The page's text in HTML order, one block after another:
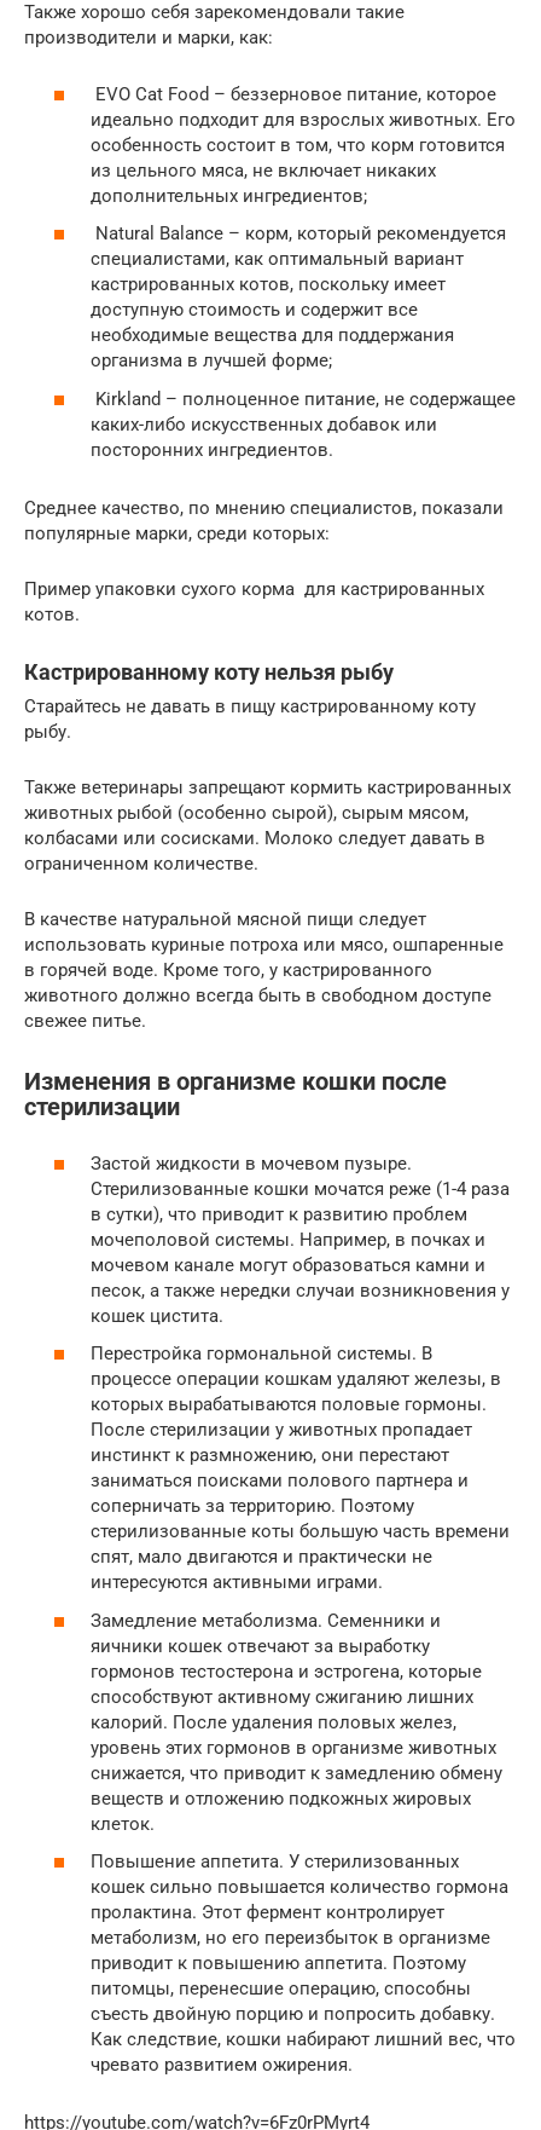
Также хорошо себя зарекомендовали такие
производители и марки, как:
EVO Cat Food – беззерновое питание, которое
идеально подходит для взрослых животных. Его
особенность состоит в том, что корм готовится
из цельного мяса, не включает никаких
дополнительных ингредиентов;
Natural Balance – корм, который рекомендуется
специалистами, как оптимальный вариант
кастрированных котов, поскольку имеет
доступную стоимость и содержит все
необходимые вещества для поддержания
организма в лучшей форме;
Kirkland – полноценное питание, не содержащее
каких-либо искусственных добавок или
посторонних ингредиентов.
Среднее качество, по мнению специалистов, показали
популярные марки, среди которых:
Пример упаковки сухого корма для кастрированных
котов.
Кастрированному коту нельзя рыбу
Старайтесь не давать в пищу кастрированному коту
рыбу.
Также ветеринары запрещают кормить кастрированных
животных рыбой (особенно сырой), сырым мясом,
колбасами или сосисками. Молоко следует давать в
ограниченном количестве.
В качестве натуральной мясной пищи следует
использовать куриные потроха или мясо, ошпаренные
в горячей воде. Кроме того, у кастрированного
животного должно всегда быть в свободном доступе
свежее питье.
Изменения в организме кошки после
стерилизации
Застой жидкости в мочевом пузыре.
Стерилизованные кошки мочатся реже (1-4 раза
в сутки), что приводит к развитию проблем
мочеполовой системы. Например, в почках и
мочевом канале могут образоваться камни и
песок, а также нередки случаи возникновения у
кошек цистита.
Перестройка гормональной системы. В
процессе операции кошкам удаляют железы, в
которых вырабатываются половые гормоны.
После стерилизации у животных пропадает
инстинкт к размножению, они перестают
заниматься поисками полового партнера и
соперничать за территорию. Поэтому
стерилизованные коты большую часть времени
спят, мало двигаются и практически не
интересуются активными играми.
Замедление метаболизма. Семенники и
яичники кошек отвечают за выработку
гормонов тестостерона и эстрогена, которые
способствуют активному сжиганию лишних
калорий. После удаления половых желез,
уровень этих гормонов в организме животных
снижается, что приводит к замедлению обмену
веществ и отложению подкожных жировых
клеток.
Повышение аппетита. У стерилизованных
кошек сильно повышается количество гормона
пролактина. Этот фермент контролирует
метаболизм, но его переизбыток в организме
приводит к повышению аппетита. Поэтому
питомцы, перенесшие операцию, способны
съесть двойную порцию и попросить добавку.
Как следствие, кошки набирают лишний вес, что
чревато развитием ожирения.
https://youtube.com/watch?v=6Fz0rPMyrt4